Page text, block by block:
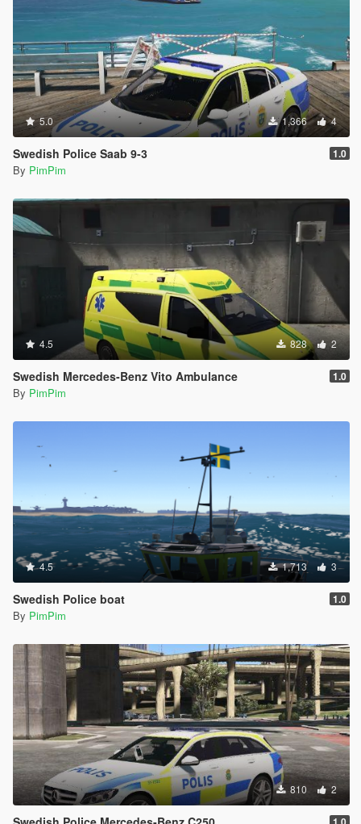
5.0 1,366 4
Swedish Police Saab 9-3 1.0
By PimPim
4.5 828 2
Swedish Mercedes-Benz Vito Ambulance 1.0
By PimPim
4.5 1,713 3
Swedish Police boat 1.0
By PimPim
810 2